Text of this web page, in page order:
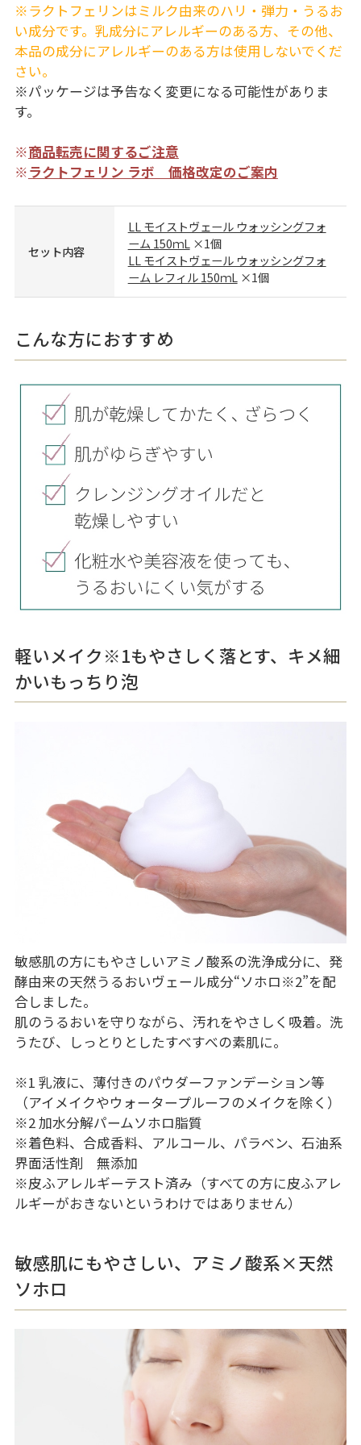
※ラクトフェリンはミルク由来のハリ・弾力・うるお
い成分です。乳成分にアレルギーのある方、その他、
本品の成分にアレルギーのある方は使用しないでくだ
さい。
※パッケージは予告なく変更になる可能性がありま
す。
※商品転売に関するご注意
※ラクトフェリン ラボ 価格改定のご案内
セット内容
LL モイストヴェール ウォッシングフォ
ーム 150ｍL ×1個
LL モイストヴェール ウォッシングフォ
ーム レフィル 150ｍL ×1個
こんな方におすすめ
軽いメイク※1もやさしく落とす、キメ細
かいもっちり泡
敏感肌の方にもやさしいアミノ酸系の洗浄成分に、発
酵由来の天然うるおいヴェール成分“ソホロ※2”を配
合しました。
肌のうるおいを守りながら、汚れをやさしく吸着。洗
うたび、しっとりとしたすべすべの素肌に。
※1 乳液に、薄付きのパウダーファンデーション等
（アイメイクやウォータープルーフのメイクを除く）
※2 加水分解パームソホロ脂質
※着色料、合成香料、アルコール、パラベン、石油系
界面活性剤 無添加
※皮ふアレルギーテスト済み（すべての方に皮ふアレ
ルギーがおきないというわけではありません）
敏感肌にもやさしい、アミノ酸系×天然
ソホロ